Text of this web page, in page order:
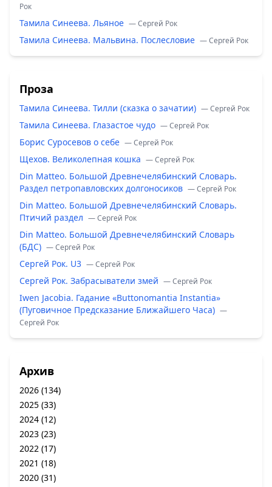
Рок
Тамила Синеева. Льяное — Сергей Рок
Тамила Синеева. Мальвина. Послесловие — Сергей Рок
Проза
Тамила Синеева. Тилли (сказка о зачатии) — Сергей Рок
Тамила Синеева. Глазастое чудо — Сергей Рок
Борис Суросевов о себе — Сергей Рок
Щехов. Великолепная кошка — Сергей Рок
Din Matteo. Большой Древнечелябинский Словарь.
Раздел петропавловских долгоносиков — Сергей Рок
Din Matteo. Большой Древнечелябинский Словарь.
Птичий раздел — Сергей Рок
Din Matteo. Большой Древнечелябинский Словарь
(БДС) — Сергей Рок
Сергей Рок. U3 — Сергей Рок
Сергей Рок. Забрасыватели змей — Сергей Рок
Iwen Jacobia. Гадание «Buttonomantia Instantia»
(Пуговичное Предсказание Ближайшего Часа) —
Сергей Рок
Архив
2026 (134)
2025 (33)
2024 (12)
2023 (23)
2022 (17)
2021 (18)
2020 (31)